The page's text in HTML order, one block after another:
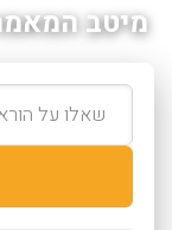
מיטב